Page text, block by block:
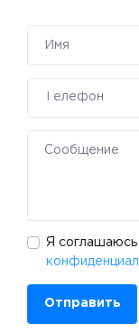
Я соглашаюсь
Отправить